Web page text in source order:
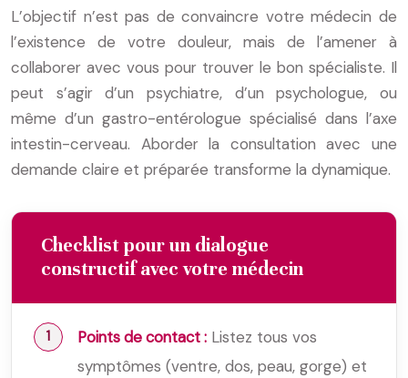
L’objectif n’est pas de convaincre votre médecin de
l’existence de votre douleur, mais de l’amener à
collaborer avec vous pour trouver le bon spécialiste. Il
peut s’agir d’un psychiatre, d’un psychologue, ou
même d’un gastro-entérologue spécialisé dans l’axe
intestin-cerveau. Aborder la consultation avec une
demande claire et préparée transforme la dynamique.
Checklist pour un dialogue
constructif avec votre médecin
Points de contact : Listez tous vos
symptômes (ventre, dos, peau, gorge) et